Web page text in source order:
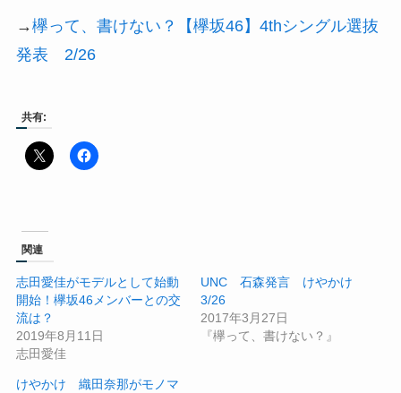
→欅って、書けない？【欅坂46】4thシングル選抜
発表 2/26
共有:
関連
志田愛佳がモデルとして始動
開始！欅坂46メンバーとの交
流は？
2019年8月11日
志田愛佳
UNC 石森発言 けやかけ
3/26
2017年3月27日
『欅って、書けない？』
けやかけ 織田奈那がモノマ